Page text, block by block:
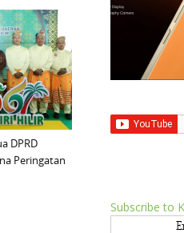
DPRD
Peringatan
Subscribe to